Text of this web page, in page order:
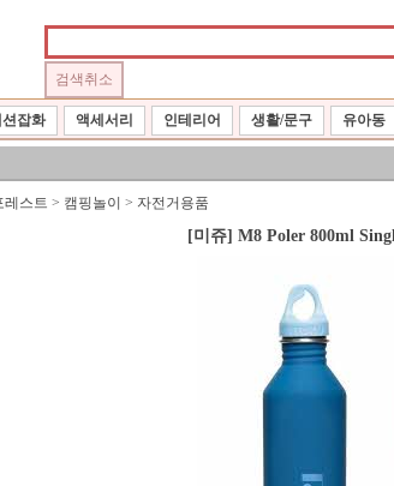
잡화 액세서리 인테리어 생활/문구 유아동
레스트 > 캠핑놀이 > 자전거용품
[미쥬] M8 Poler 800ml